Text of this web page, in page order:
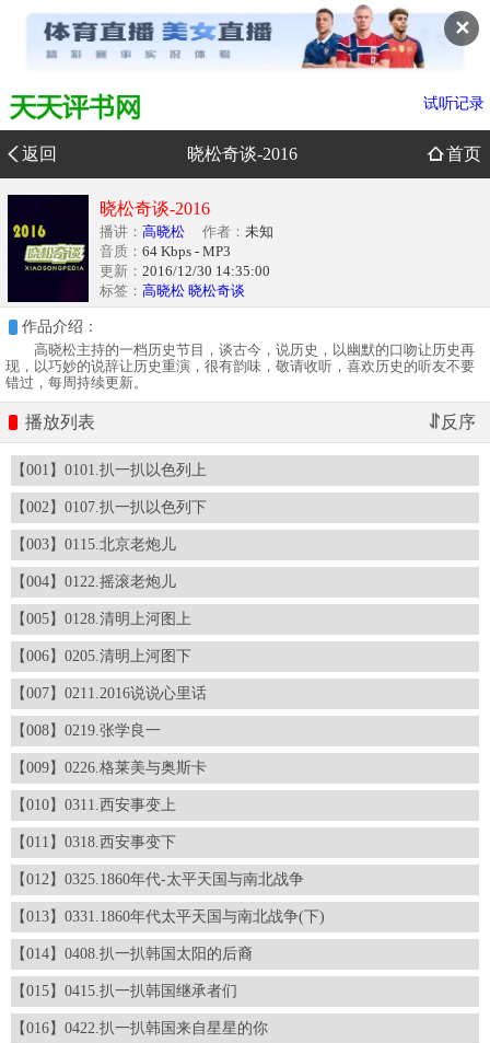
✕
试听记录
返回 晓松奇谈-2016 首页
晓松奇谈-2016
播讲： 高晓松 作者： 未知
音质： 64 Kbps - MP3
更新： 2016/12/30 14:35:00
标签： 高晓松 晓松奇谈
作品介绍：
高晓松主持的一档历史节目，谈古今，说历史，以幽默的口吻让历史再
现，以巧妙的说辞让历史重演，很有韵味，敬请收听，喜欢历史的听友不要
错过，每周持续更新。
播放列表
【001】0101.扒一扒以色列上
【002】0107.扒一扒以色列下
【003】0115.北京老炮儿
【004】0122.摇滚老炮儿
【005】0128.清明上河图上
【006】0205.清明上河图下
【007】0211.2016说说心里话
【008】0219.张学良一
【009】0226.格莱美与奥斯卡
【010】0311.西安事变上
【011】0318.西安事变下
【012】0325.1860年代-太平天国与南北战争
【013】0331.1860年代太平天国与南北战争(下)
【014】0408.扒一扒韩国太阳的后裔
【015】0415.扒一扒韩国继承者们
【016】0422.扒一扒韩国来自星星的你